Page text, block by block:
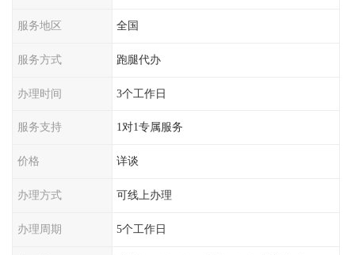
服务地区 全国
服务方式 跑腿代办
办理时间 3个工作日
服务支持 1对1专属服务
价格 详谈
办理方式 可线上办理
办理周期 5个工作日